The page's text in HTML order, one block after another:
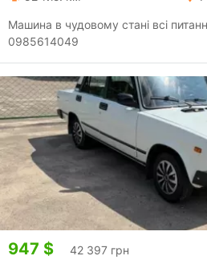
Машина в чудовому стані всі
0985614049
947 $ 42 397 грн